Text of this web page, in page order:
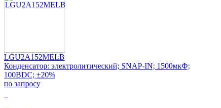
LGU2A152MELB
Конденсатор: электролитический; SNAP-IN; 1500мкФ;
100ВDC; ±20%
по запросу